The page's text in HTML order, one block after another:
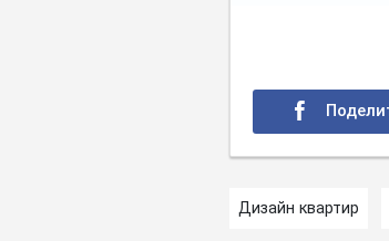
Дизайн квартир